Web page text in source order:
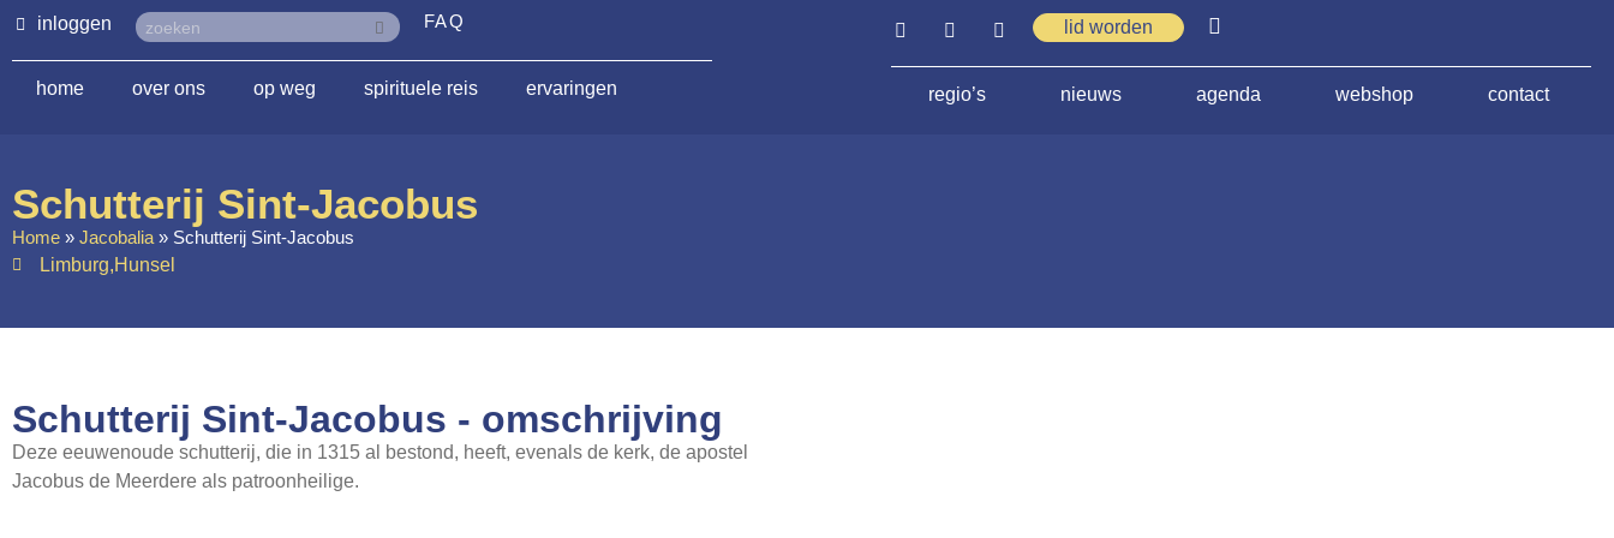
inloggen FAQ
home over ons op weg spirituele reis ervaringen
lid worden
regio’s nieuws agenda webshop contact
Schutterij Sint-Jacobus
Home » Jacobalia » Schutterij Sint-Jacobus
Limburg,Hunsel
Schutterij Sint-Jacobus - omschrijving
Deze eeuwenoude schutterij, die in 1315 al bestond, heeft, evenals de kerk, de apostel
Jacobus de Meerdere als patroonheilige.